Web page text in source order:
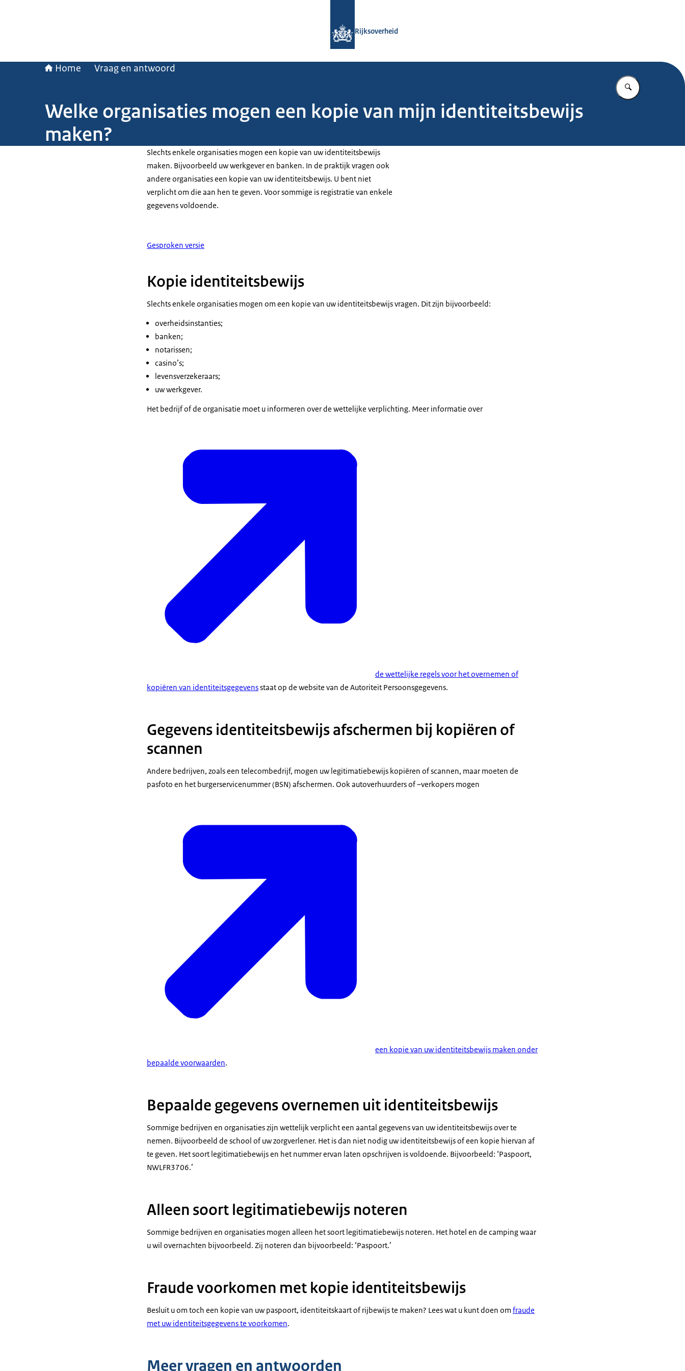
Rijksoverheid
Home Vraag en antwoord
Vul in wat u
Welke organisaties mogen een kopie van mijn identiteitsbewijs
maken?
Slechts enkele organisaties mogen een kopie van uw identiteitsbewijs
maken. Bijvoorbeeld uw werkgever en banken. In de praktijk vragen ook
andere organisaties een kopie van uw identiteitsbewijs. U bent niet
verplicht om die aan hen te geven. Voor sommige is registratie van enkele
gegevens voldoende.
Gesproken versie
Kopie identiteitsbewijs
Slechts enkele organisaties mogen om een kopie van uw identiteitsbewijs vragen. Dit zijn bijvoorbeeld:
overheidsinstanties;
banken;
notarissen;
casino’s;
levensverzekeraars;
uw werkgever.
Het bedrijf of de organisatie moet u informeren over de wettelijke verplichting. Meer informatie over
de wettelijke regels voor het overnemen of
kopiëren van identiteitsgegevensstaat op de website van de Autoriteit Persoonsgegevens.
Gegevens identiteitsbewijs afschermen bij kopiëren of
scannen
Andere bedrijven, zoals een telecombedrijf, mogen uw legitimatiebewijs kopiëren of scannen, maar moeten de
pasfoto en het burgerservicenummer (BSN) afschermen. Ook autoverhuurders of –verkopers mogen
een kopie van uw identiteitsbewijs maken onder
bepaalde voorwaarden.
Bepaalde gegevens overnemen uit identiteitsbewijs
Sommige bedrijven en organisaties zijn wettelijk verplicht een aantal gegevens van uw identiteitsbewijs over te
nemen. Bijvoorbeeld de school of uw zorgverlener. Het is dan niet nodig uw identiteitsbewijs of een kopie hiervan af
te geven. Het soort legitimatiebewijs en het nummer ervan laten opschrijven is voldoende. Bijvoorbeeld: ‘Paspoort,
NWLFR3706.’
Alleen soort legitimatiebewijs noteren
Sommige bedrijven en organisaties mogen alleen het soort legitimatiebewijs noteren. Het hotel en de camping waar
u wil overnachten bijvoorbeeld. Zij noteren dan bijvoorbeeld: ‘Paspoort.’
Fraude voorkomen met kopie identiteitsbewijs
Besluit u om toch een kopie van uw paspoort, identiteitskaart of rijbewijs te maken? Lees wat u kunt doen om fraude
met uw identiteitsgegevens te voorkomen.
Meer vragen en antwoorden